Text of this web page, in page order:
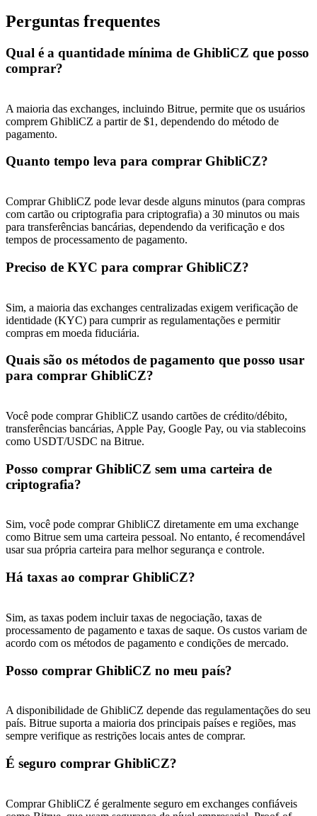
Deposit CASHCAT & Win
Exclusive for BitMart Users
Register & Trade to Win 500,000 USDT
Precious Metals Trading Carnival
Trade Gold & Silver · 33,333 USDT Bonus
USDT New User Exclusive 10% APR
USDT Flexible Staking | Daily Rewards
Trade New Futures, Win 200,000 USDT
Crypto World Cup 2026: Grand Finale
77,777+3k Rewards
Centro de recompensas
Perguntas frequentes
Qual é a quantidade mínima de GhibliCZ que posso
comprar?
A maioria das exchanges, incluindo Bitrue, permite que os usuários
comprem GhibliCZ a partir de $1, dependendo do método de
pagamento.
Quanto tempo leva para comprar GhibliCZ?
Comprar GhibliCZ pode levar desde alguns minutos (para compras
com cartão ou criptografia para criptografia) a 30 minutos ou mais
para transferências bancárias, dependendo da verificação e dos
tempos de processamento de pagamento.
Preciso de KYC para comprar GhibliCZ?
Sim, a maioria das exchanges centralizadas exigem verificação de
identidade (KYC) para cumprir as regulamentações e permitir
compras em moeda fiduciária.
Quais são os métodos de pagamento que posso usar
para comprar GhibliCZ?
Você pode comprar GhibliCZ usando cartões de crédito/débito,
transferências bancárias, Apple Pay, Google Pay, ou via stablecoins
como USDT/USDC na Bitrue.
Posso comprar GhibliCZ sem uma carteira de
criptografia?
Sim, você pode comprar GhibliCZ diretamente em uma exchange
como Bitrue sem uma carteira pessoal. No entanto, é recomendável
usar sua própria carteira para melhor segurança e controle.
Há taxas ao comprar GhibliCZ?
Sim, as taxas podem incluir taxas de negociação, taxas de
processamento de pagamento e taxas de saque. Os custos variam de
acordo com os métodos de pagamento e condições de mercado.
Posso comprar GhibliCZ no meu país?
A disponibilidade de GhibliCZ depende das regulamentações do seu
país. Bitrue suporta a maioria dos principais países e regiões, mas
sempre verifique as restrições locais antes de comprar.
É seguro comprar GhibliCZ?
Comprar GhibliCZ é geralmente seguro em exchanges confiáveis ​​